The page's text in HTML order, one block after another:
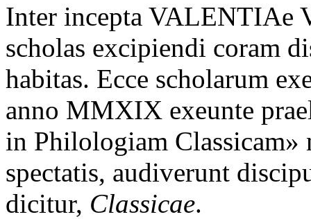
Inter incepta VALENTIAe
scholas excipiendi coram
habitas. Ecce scholarum
anno MMXIX exeunte
in Philologiam Classicam»
spectatis, audiverunt
dicitur, Classicae.